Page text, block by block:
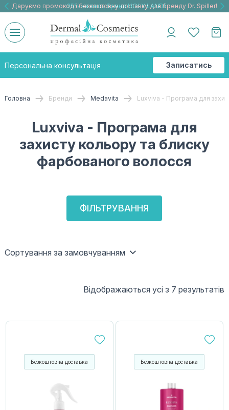
Даруємо безкоштовну доставку та подарнки до бренду Braderm!
-25% на весь бренд HOLY LAND!
Даруємо промокод і безкоштовну доставку для бренду Dr. Spiller!
Персональна консультація
Записатись
на
Головна Бренди Medavita Luxviva - Програма для
Luxviva - Програма для
захисту кольору та блиску
фарбованого волосся
ФІЛЬТРУВАННЯ
Сортування за замовчуванням
Відображаються усі з 7 результатів
Безкоштовна доставка Безкоштовна доставка